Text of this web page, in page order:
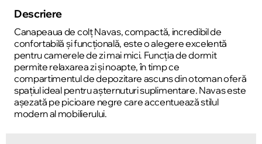
Descriere
Canapeaua de colț Navas, compactă, incredibil de
confortabilă și funcțională, este o alegere excelentă
pentru camerele de zi mai mici. Funcția de dormit
permite relaxarea zi și noapte, în timp ce
compartimentul de depozitare ascuns din otoman oferă
spațiul ideal pentru așternuturi suplimentare. Navas este
așezată pe picioare negre care accentuează stilul
modern al mobilierului.